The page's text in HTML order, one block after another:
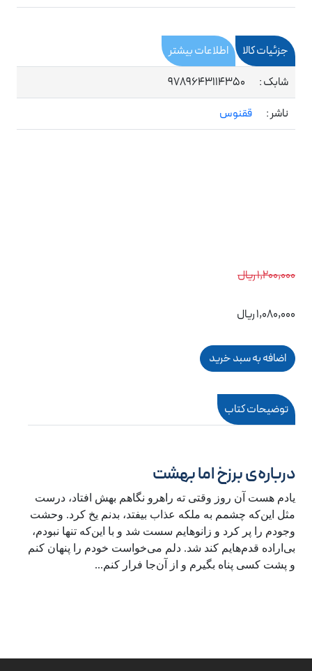
جزئیات کالا
اطلاعات بیشتر
شابک :
9789643114350
ناشر :
ققنوس
1,200,000 ریال
1,080,000 ریال
توضیحات کتاب
درباره‌‌ی برزخ اما بهشت
یادم هست آن روز وقتی ته راهرو نگاهم بهش افتاد، درست
مثل این‌که چشمم به ملکه عذاب بیفتد، بدنم یخ کرد. وحشت
وجودم را پر کرد و زانوهایم سست شد و با این‌که تنها نبودم،
بی‌اراده قدم‌هایم کند شد. دلم می‌خواست خودم را پنهان کنم
و پشت کسی پناه بگیرم و از آن‌جا فرار کنم...